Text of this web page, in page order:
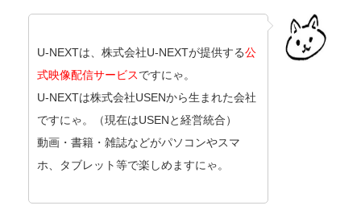
U-NEXTは、株式会社U-NEXTが提供する公
式映像配信サービスですにゃ。
U-NEXTは株式会社USENから生まれた会社
ですにゃ。（現在はUSENと経営統合）
動画・書籍・雑誌などがパソコンやスマ
ホ、タブレット等で楽しめますにゃ。